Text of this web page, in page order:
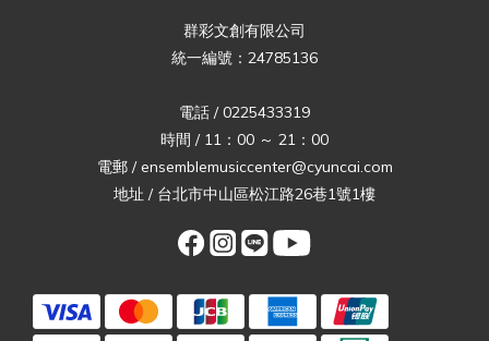
群彩文創有限公司
統一編號：24785136
電話 / 0225433319
時間 / 11：00 ～ 21：00
電郵 / ensemblemusiccenter@cyuncai.com
地址 / 台北市中山區松江路26巷1號1樓